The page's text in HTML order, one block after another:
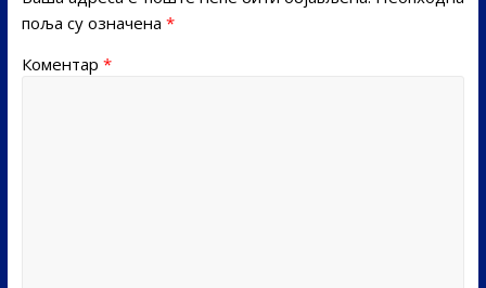
поља су означена *
Коментар *